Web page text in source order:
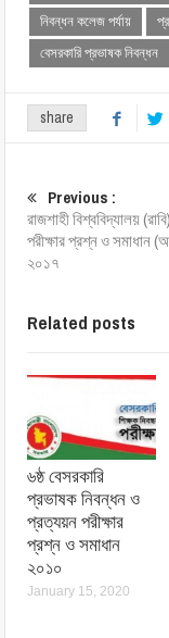
নিবন্ধন কলেজ পর্যায়
বেসরকারি প্রভাষক নিবন্ধন
share
Previous :
রাজশাহী বিশ্ববিদ্যালয়
পরীক্ষার প্রশ্ন ও সমাধান
২০১৭
Related posts
৬ষ্ঠ বেসরকারি
প্রভাষক নিবন্ধন ও
প্রত্যয়ন পরীক্ষার
প্রশ্ন ও সমাধান
২০১০
January 15, 2020